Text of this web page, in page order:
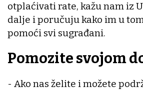
otplaćivati rate, kažu nam iz
dalje i poručuju kako im u
pomoći svi sugrađani.
Pomozite svojom
- Ako nas želite i možete